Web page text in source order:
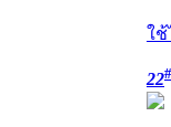
ใช้
22#